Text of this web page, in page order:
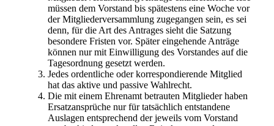
müssen dem Vorstand bis spätestens eine Woche vor
der Mitgliederversammlung zugegangen sein, es sei
denn, für die Art des Antrages sieht die Satzung
besondere Fristen vor. Später eingehende Anträge
können nur mit Einwilligung des Vorstandes auf die
Tagesordnung gesetzt werden.
Jedes ordentliche oder korrespondierende Mitglied
hat das aktive und passive Wahlrecht.
Die mit einem Ehrenamt betrauten Mitglieder haben
Ersatzansprüche nur für tatsächlich entstandene
Auslagen entsprechend der jeweils vom Vorstand